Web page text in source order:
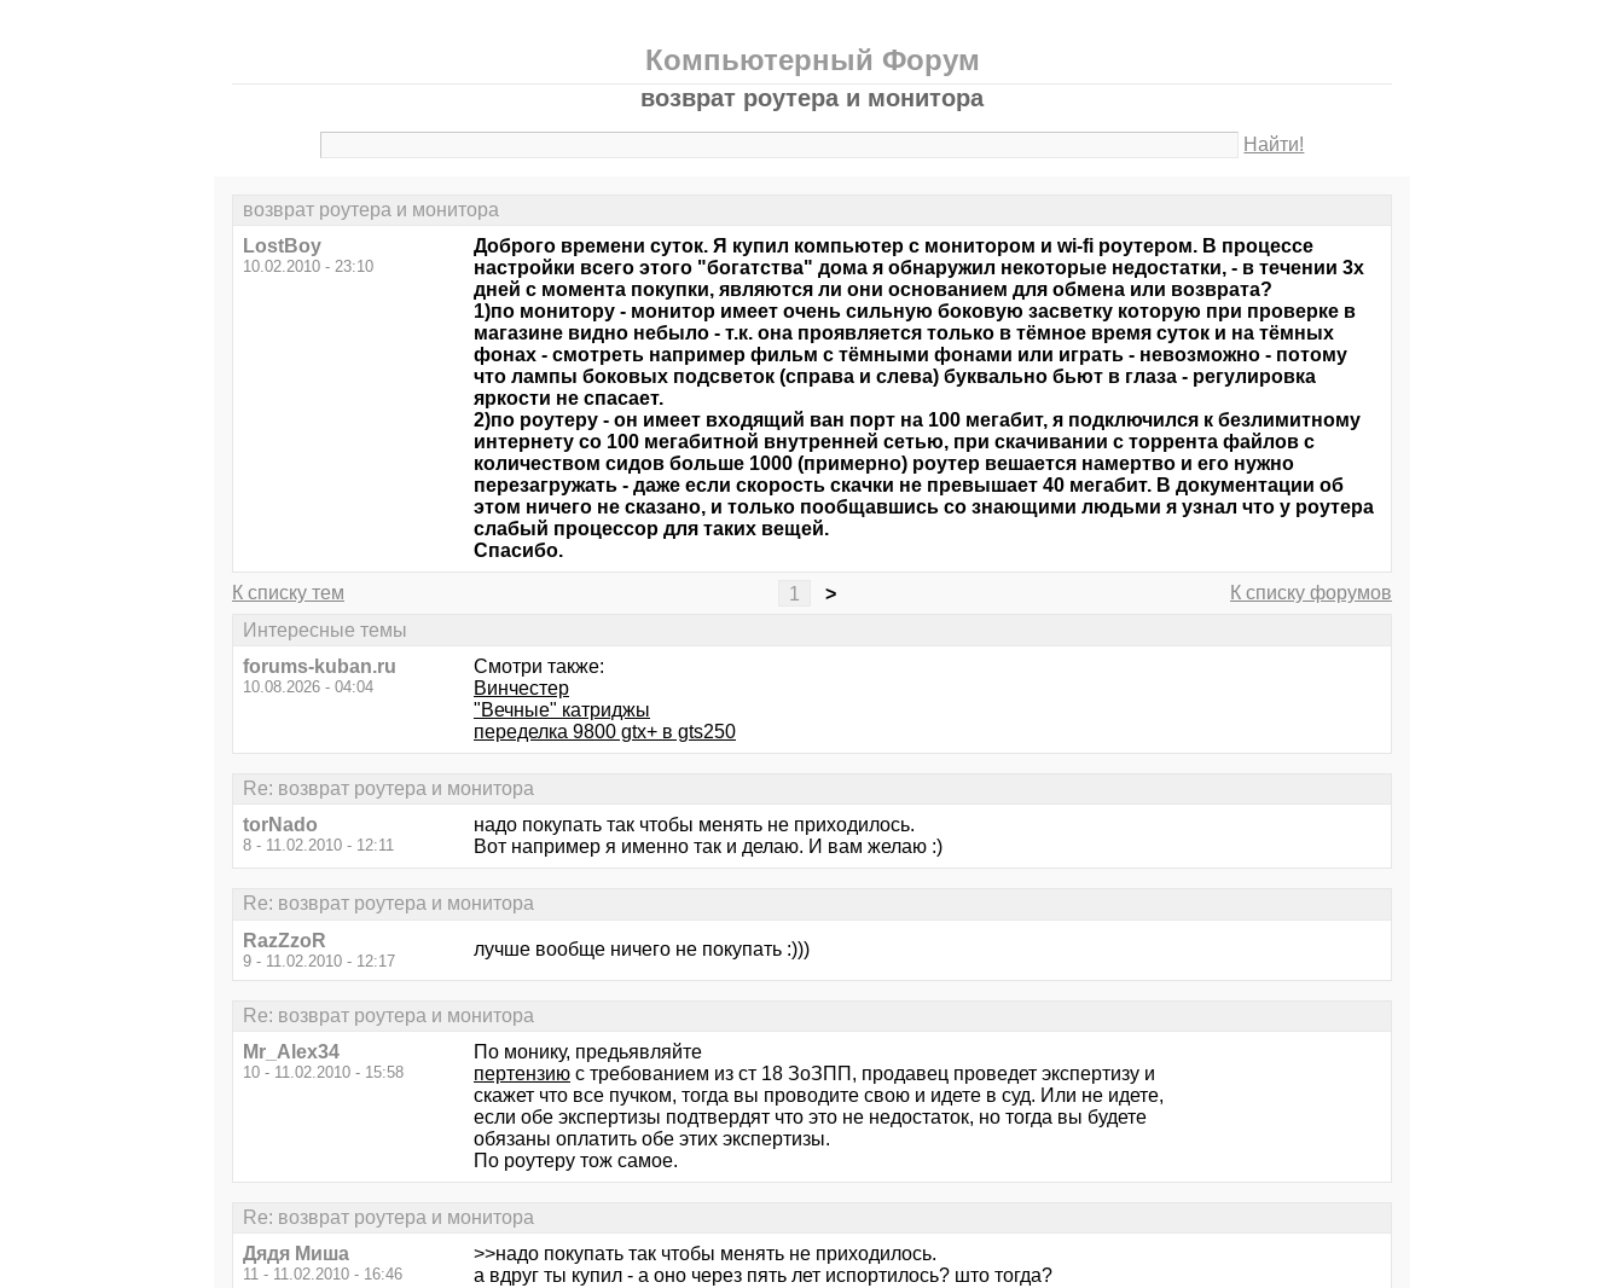
Компьютерный Форум
возврат роутера и монитора
Найти!
возврат роутера и монитора
LostBoy
10.02.2010 - 23:10
Доброго времени суток. Я купил компьютер с монитором и wi-fi роутером. В процессе
настройки всего этого "богатства" дома я обнаружил некоторые недостатки, - в течении 3х
дней с момента покупки, являются ли они основанием для обмена или возврата?
1)по монитору - монитор имеет очень сильную боковую засветку которую при проверке в
магазине видно небыло - т.к. она проявляется только в тёмное время суток и на тёмных
фонах - смотреть например фильм с тёмными фонами или играть - невозможно - потому
что лампы боковых подсветок (справа и слева) буквально бьют в глаза - регулировка
яркости не спасает.
2)по роутеру - он имеет входящий ван порт на 100 мегабит, я подключился к безлимитному
интернету со 100 мегабитной внутренней сетью, при скачивании с торрента файлов с
количеством сидов больше 1000 (примерно) роутер вешается намертво и его нужно
перезагружать - даже если скорость скачки не превышает 40 мегабит. В документации об
этом ничего не сказано, и только пообщавшись со знающими людьми я узнал что у роутера
слабый процессор для таких вещей.
Спасибо.
К списку тем 1 >
К списку форумов
Интересные темы
forums-kuban.ru
10.08.2026 - 04:04
Смотри также:
Винчестер
"Вечные" катриджы
переделка 9800 gtx+ в gts250
Re: возврат роутера и монитора
torNado
8 - 11.02.2010 - 12:11
надо покупать так чтобы менять не приходилось.
Вот например я именно так и делаю. И вам желаю :)
Re: возврат роутера и монитора
RazZzoR
9 - 11.02.2010 - 12:17
лучше вообще ничего не покупать :)))
Re: возврат роутера и монитора
Mr_Alex34
10 - 11.02.2010 - 15:58
По монику, предьявляйте
пертензию с требованием из ст 18 ЗоЗПП, продавец проведет экспертизу и
скажет что все пучком, тогда вы проводите свою и идете в суд. Или не идете,
если обе экспертизы подтвердят что это не недостаток, но тогда вы будете
обязаны оплатить обе этих экспертизы.
По роутеру тож самое.
Re: возврат роутера и монитора
Дядя Миша
11 - 11.02.2010 - 16:46
>>надо покупать так чтобы менять не приходилось.
а вдруг ты купил - а оно через пять лет испортилось? што тогда?